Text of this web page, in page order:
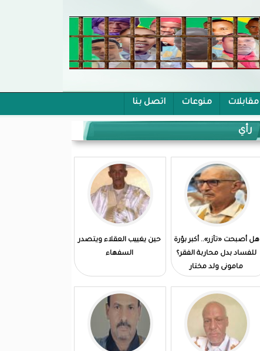
مقابلات منوعات اتصل بنا
رأي
هل أصبحت «تآزر».. أكبر بؤرة
للفساد بدل محاربة الفقر؟
مامونى ولد مختار
حين يغييب العقلاء ويتصدر
السفهاء